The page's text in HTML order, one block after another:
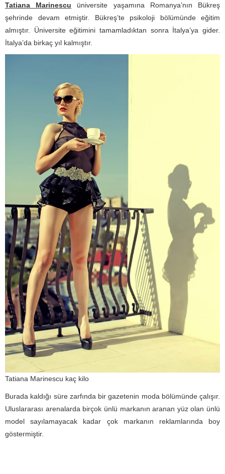
Tatiana Marinescu üniversite yaşamına Romanya’nın Bükreş
şehrinde devam etmiştir. Bükreş’te psikoloji bölümünde eğitim
almıştır. Üniversite eğitimini tamamladıktan sonra İtalya’ya gider.
İtalya’da birkaç yıl kalmıştır.
Tatiana Marinescu kaç kilo
Burada kaldığı süre zarfında bir gazetenin moda bölümünde çalışır.
Uluslararası arenalarda birçok ünlü markanın aranan yüz olan ünlü
model sayılamayacak kadar çok markanın reklamlarında boy
göstermiştir.